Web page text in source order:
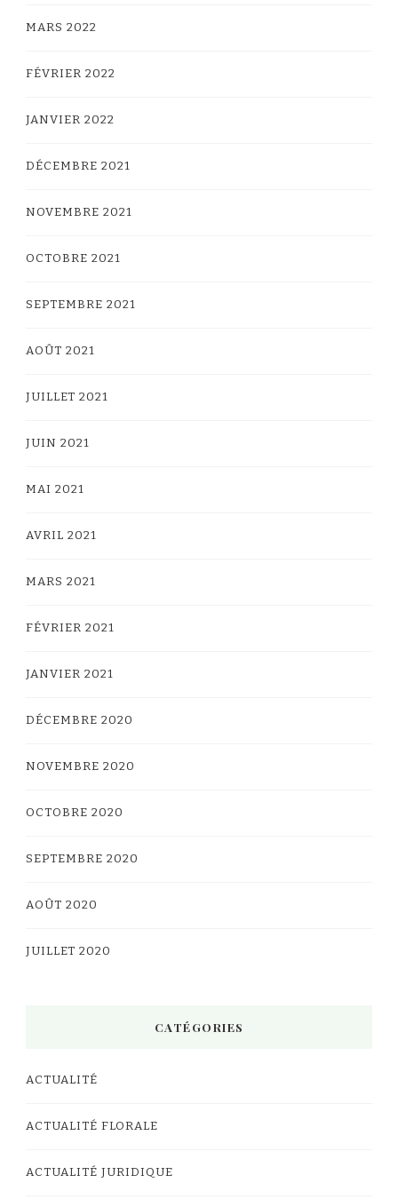
MARS 2022
FÉVRIER 2022
JANVIER 2022
DÉCEMBRE 2021
NOVEMBRE 2021
OCTOBRE 2021
SEPTEMBRE 2021
AOÛT 2021
JUILLET 2021
JUIN 2021
MAI 2021
AVRIL 2021
MARS 2021
FÉVRIER 2021
JANVIER 2021
DÉCEMBRE 2020
NOVEMBRE 2020
OCTOBRE 2020
SEPTEMBRE 2020
AOÛT 2020
JUILLET 2020
CATÉGORIES
ACTUALITÉ
ACTUALITÉ FLORALE
ACTUALITÉ JURIDIQUE